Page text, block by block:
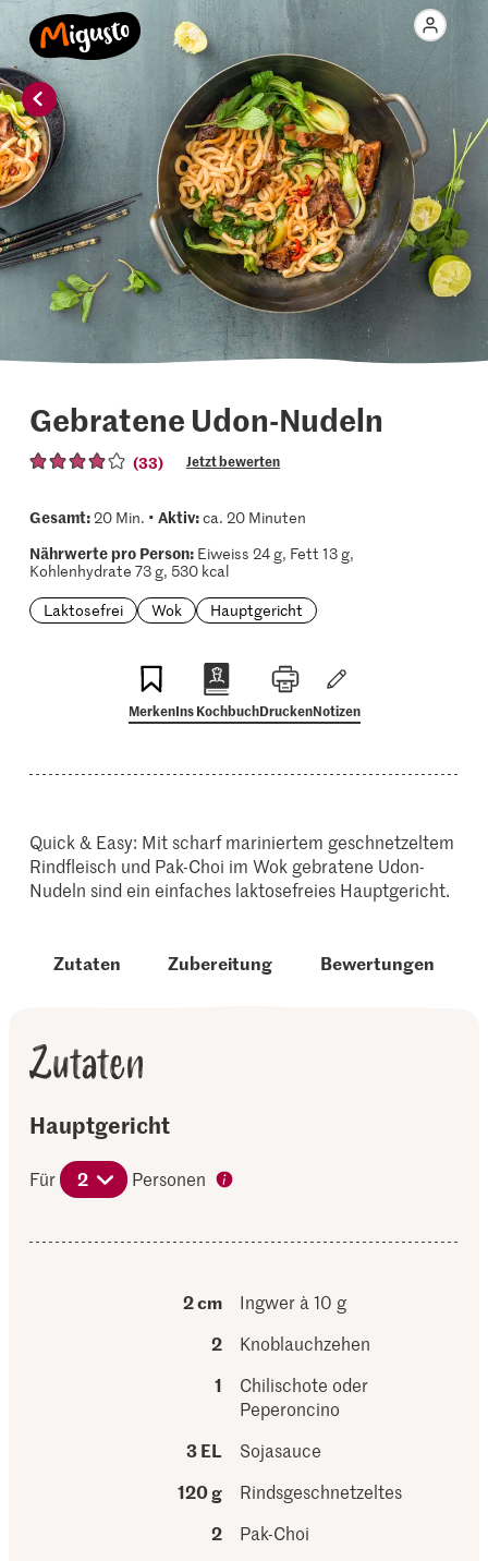
Gebratene Udon-Nudeln
(33) Jetzt bewerten
Gesamt:20 Min. • Aktiv:ca. 20 Minuten
Nährwerte pro Person:Eiweiss 24 g, Fett 13 g,
Kohlenhydrate 73 g, 530 kcal
Laktosefrei
Wok Hauptgericht
MerkenIns KochbuchDruckenNotizen
Quick & Easy: Mit scharf mariniertem geschnetzeltem
Rindfleisch und Pak-Choi im Wok gebratene Udon-
Nudeln sind ein einfaches laktosefreies Hauptgericht.
Zutaten Zubereitung Bewertungen
Zutaten
Hauptgericht
Für 2 Personen
2 cm
Ingwer à 10 g
2
Knoblauchzehen
1
Chilischote oder
Peperoncino
3 EL
Sojasauce
120 g
Rindsgeschnetzeltes
2
Pak-Choi